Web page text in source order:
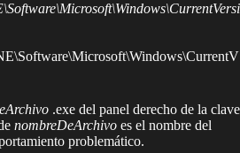
.exe del panel derecho de la clave
nombreDeArchivo es el nombre del
problemático.